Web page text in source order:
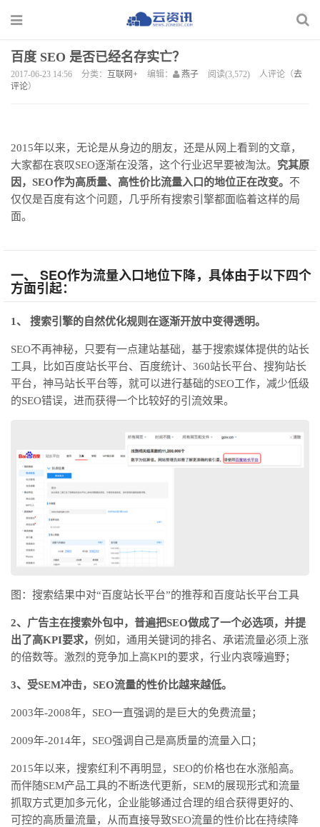
百度 SEO 是否已经名存实亡？
2017-06-23 14:56 分类： 互联网+ 编辑： 燕子 阅读(3,572) 人评论（去
评论）
2015年以来，无论是从身边的朋友，还是从网上看到的文章，
大家都在哀叹SEO逐渐在没落，这个行业迟早要被淘汰。 究其原
因，SEO作为高质量、高性价比流量入口的地位正在改变。 不
仅仅是百度有这个问题，几乎所有搜索引擎都面临着这样的局
面。
一、 SEO作为流量入口地位下降，具体由于以下四个
方面引起：
1、 搜索引擎的自然优化规则在逐渐开放中变得透明。
SEO不再神秘，只要有一点建站基础，基于搜索媒体提供的站长
工具，比如百度站长平台、百度统计、360站长平台、搜狗站长
平台，神马站长平台等，就可以进行基础的SEO工作，减少低级
的SEO错误，进而获得一个比较好的引流效果。
图：搜索结果中对“百度站长平台”的推荐和百度站长平台工具
2、广告主在搜索外包中，普遍把SEO做成了一个必选项，并提
出了高KPI要求， 例如，通用关键词的排名、承诺流量必须上涨
的倍数等。激烈的竞争加上高KPI的要求，行业内哀嚎遍野；
3、受SEM冲击，SEO流量的性价比越来越低。
2003年-2008年，SEO一直强调的是巨大的免费流量；
2009年-2014年，SEO强调自己是高质量的流量入口；
2015年以来，搜索红利不再明显，SEO的价格也在水涨船高。
而伴随SEM产品工具的不断迭代更新，SEM的展现形式和流量
抓取方式更加多元化，企业能够通过合理的组合获得更好的、
可控的高质量流量，从而直接导致SEO流量的性价比在持续降